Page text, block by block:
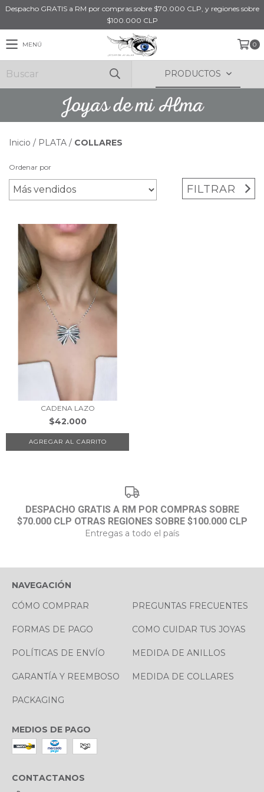
Despacho GRATIS a RM por compras sobre $70.000 CLP, y regiones sobre
$100.000 CLP
MENÚ 0
PRODUCTOS
Inicio / PLATA / COLLARES
Ordenar por
FILTRAR
CADENA LAZO
$42.000
DESPACHO GRATIS A RM POR COMPRAS SOBRE
$70.000 CLP OTRAS REGIONES SOBRE $100.000 CLP
Entregas a todo el país
NAVEGACIÓN
CÓMO COMPRAR
PREGUNTAS FRECUENTES
FORMAS DE PAGO COMO CUIDAR TUS JOYAS
POLÍTICAS DE ENVÍO MEDIDA DE ANILLOS
GARANTÍA Y REEMBOSO MEDIDA DE COLLARES
PACKAGING
MEDIOS DE PAGO
CONTACTANOS